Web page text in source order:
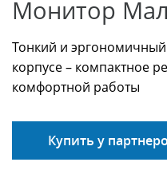
Монитор
Тонкий и
корпусе – компактное
комфортной работы
Купить у